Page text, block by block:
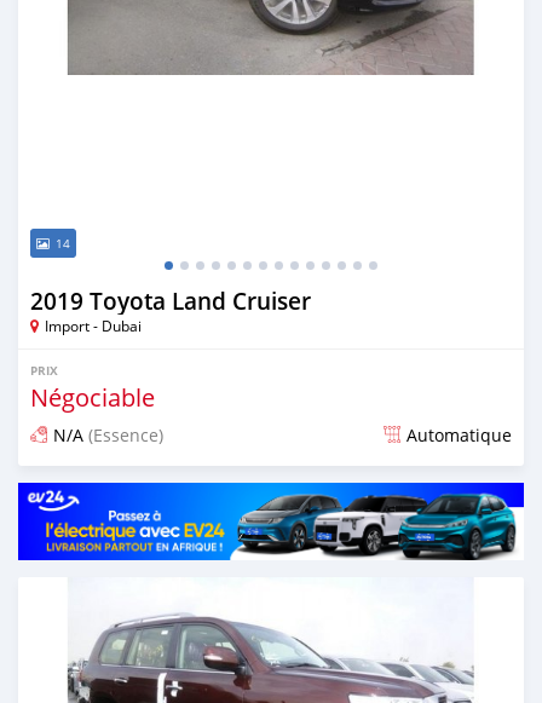
14
2019 Toyota Land Cruiser
Import - Dubai
PRIX
Négociable
N/A (Essence) Automatique
Publié il y a presque 7 ans